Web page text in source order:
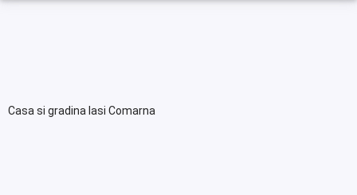
Casa si gradina Iasi Comarna